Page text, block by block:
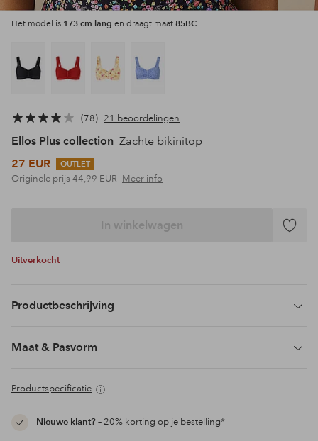
Het model is 173 cm lang en draagt maat 85BC
78 21 beoordelingen
Ellos Plus collection Zachte bikinitop
27 EUR
OUTLET
Originele prijs 44,99 EUR Meer info
In winkelwagen
Uitverkocht
Productbeschrijving
Maat & Pasvorm
Productspecificatie
Nieuwe klant?– 20% korting op je bestelling*